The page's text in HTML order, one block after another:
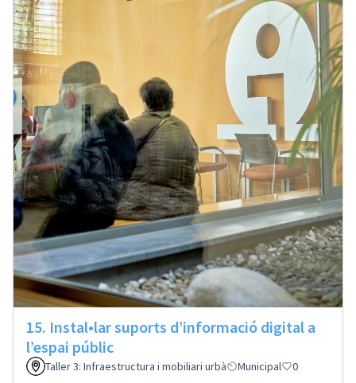
15. Instal•lar suports d’informació digital a
l’espai públic
Taller 3: Infraestructura i mobiliari urbà Municipal 0